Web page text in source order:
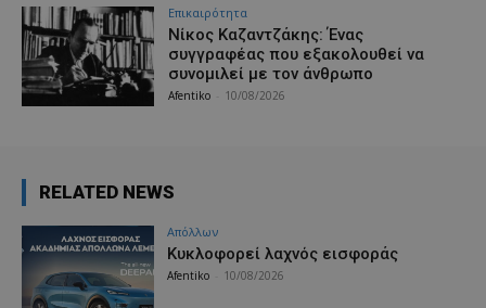
Επικαιρότητα
Νίκος Καζαντζάκης: Ένας
συγγραφέας που εξακολουθεί να
συνομιλεί με τον άνθρωπο
Afentiko 10/08/2026
RELATED NEWS
Απόλλων
Κυκλοφορεί λαχνός εισφοράς
Afentiko 10/08/2026